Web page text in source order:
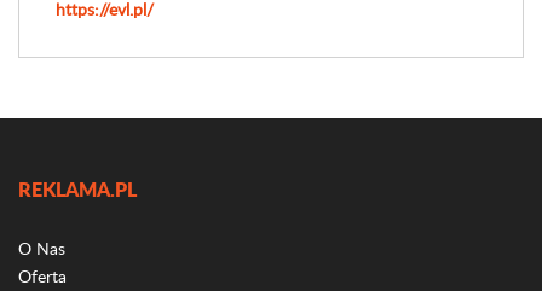
https://evl.pl/
REKLAMA.PL
O Nas
Oferta